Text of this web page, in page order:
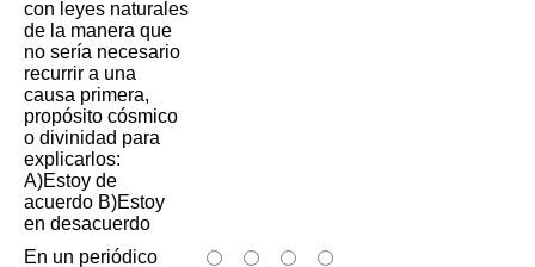
con leyes naturales
de la manera que
no sería necesario
recurrir a una
causa primera,
propósito cósmico
o divinidad para
explicarlos:
A)Estoy de
acuerdo B)Estoy
en desacuerdo
En un periódico